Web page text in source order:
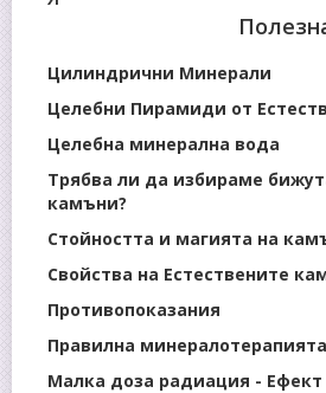
Цилиндрични Минерали
Целебни Пирамиди от
Целебна минерална вода
Трябва ли да избираме
камъни?
Стойността и магията на
Свойства на Естествените
Противопоказания
Правилна минералотерапията
Малка доза радиация - Ефект